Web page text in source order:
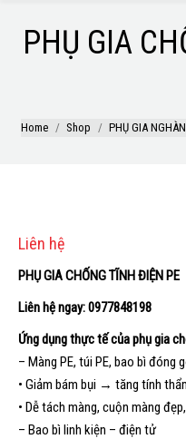
PHỤ GIA
Home Shop PHỤ GIA
Liên hệ
PHỤ GIA CHỐNG TĨNH ĐIỆN PE
Liên hệ ngay: 0977848198
Ứng dụng thực tế của phụ gia
– Màng PE, túi PE, bao bì đóng
• Giảm bám bụi → tăng tính
• Dễ tách màng, cuộn màng
– Bao bì linh kiện – điện tử